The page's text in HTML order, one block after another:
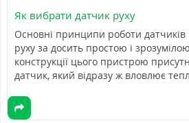
Як вибрати датчик руху
Основні принципи роботи
руху за досить простою і
конструкції цього пристрою
датчик, який відразу ж вловлює